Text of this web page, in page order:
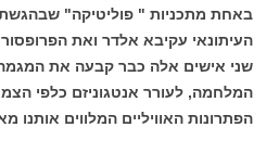
באחת מתכניות " פוליטיקה"
העיתונאי עקיבא אלדר ואת
שני אישים אלה כבר קבעה את
המלחמה, לעורר אנטגוניזם כלפי
הפתרונות האוויליים המלווים אותנו